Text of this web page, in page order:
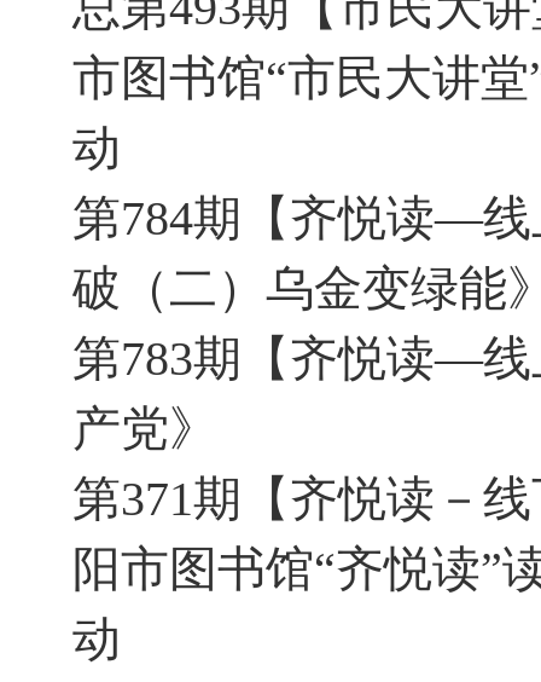
市图书馆“市民大讲
动
第784期【齐悦读—
破（二）乌金变绿能
第783期【齐悦读—
产党》
第371期【齐悦读－
阳市图书馆“齐悦读”
动